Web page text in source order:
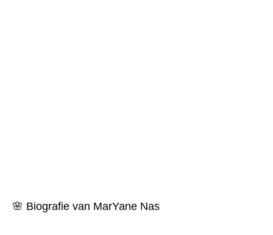
🌸 Biografie van MarYane Nas